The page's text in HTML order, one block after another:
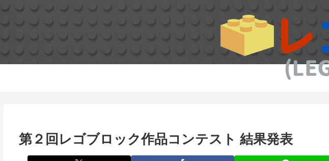
第２回レゴブロック作品コンテスト 結果発表